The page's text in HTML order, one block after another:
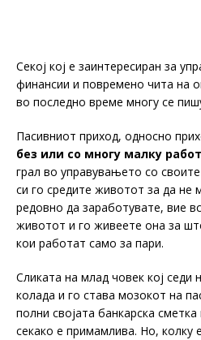
Секој кој е заинтересиран за
финансии и повремено чита на
во последно време многу се
Пасивниот приход, односно
без или со многу малку
грал во управувањето со
си го средите животот за да не
редовно да заработувате, вие
животот и го живеете она за
кои работат само за пари.
Сликата на млад човек кој седи
колада и го става мозокот на
полни својата банкарска сметка
секако е примамлива. Но, колку